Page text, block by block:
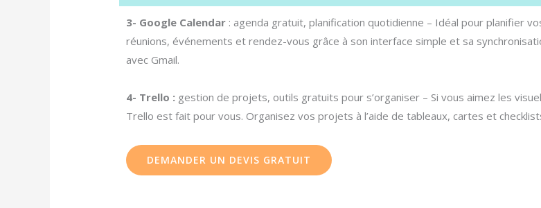
3- Google Calendar : agenda gratuit, planification quotidienne – Idéal pour planifier
réunions, événements et rendez-vous grâce à son interface simple et sa
avec Gmail.
4- Trello : gestion de projets, outils gratuits pour s’organiser – Si vous aimez les
Trello est fait pour vous. Organisez vos projets à l’aide de tableaux, cartes et
DEMANDER UN DEVIS GRATUIT